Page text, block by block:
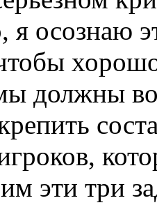
я осознаю
должны
эти три